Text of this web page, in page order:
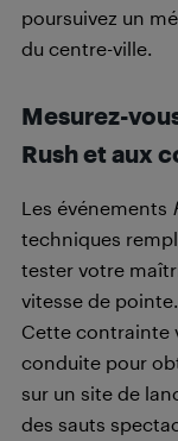
poursuivez un
du centre-ville.
Mesurez-
Rush et aux
Les événements
techniques
tester votre
vitesse de
Cette contrainte
conduite pour
sur un site de
des sauts